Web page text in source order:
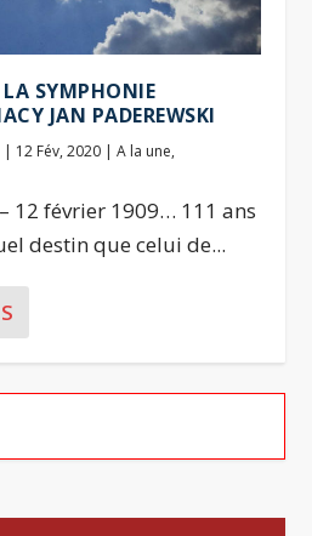
LA SYMPHONIE
JAN PADEREWSKI
| 12 Fév, 2020 |A la une,
12 février 1909… 111 ans
destin que celui de...